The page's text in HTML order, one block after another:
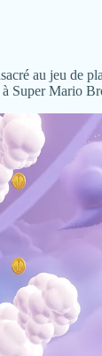
au jeu de
Super Mario